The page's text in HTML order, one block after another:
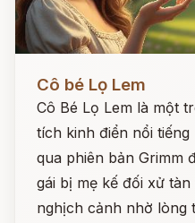
Cô bé Lọ Lem
Cô Bé Lọ Lem là một
tích kinh điển nổi
qua phiên bản Grimm
gái bị mẹ kế đối xử
nghịch cảnh nhờ lòng